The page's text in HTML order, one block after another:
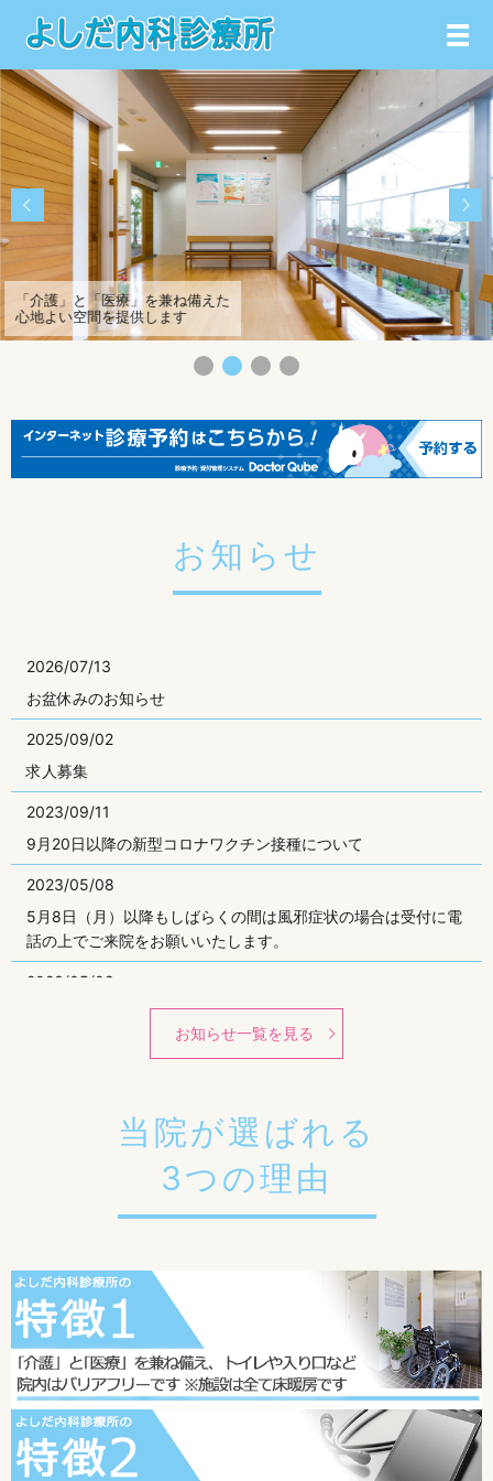
メ
「介護」と「医療」を兼ね備えた
心地よい空間を提供します
お知らせ
2026/07/13
お盆休みのお知らせ
2025/09/02
求人募集
2023/09/11
9月20日以降の新型コロナワクチン接種について
2023/05/08
5月8日（月）以降もしばらくの間は風邪症状の場合は受付に電
話の上でご来院をお願いいたします。
2023/05/08
当院は、発熱等外来対応医療機関に該当しております。
お知らせ一覧を見る
当院が選ばれる
3つの理由